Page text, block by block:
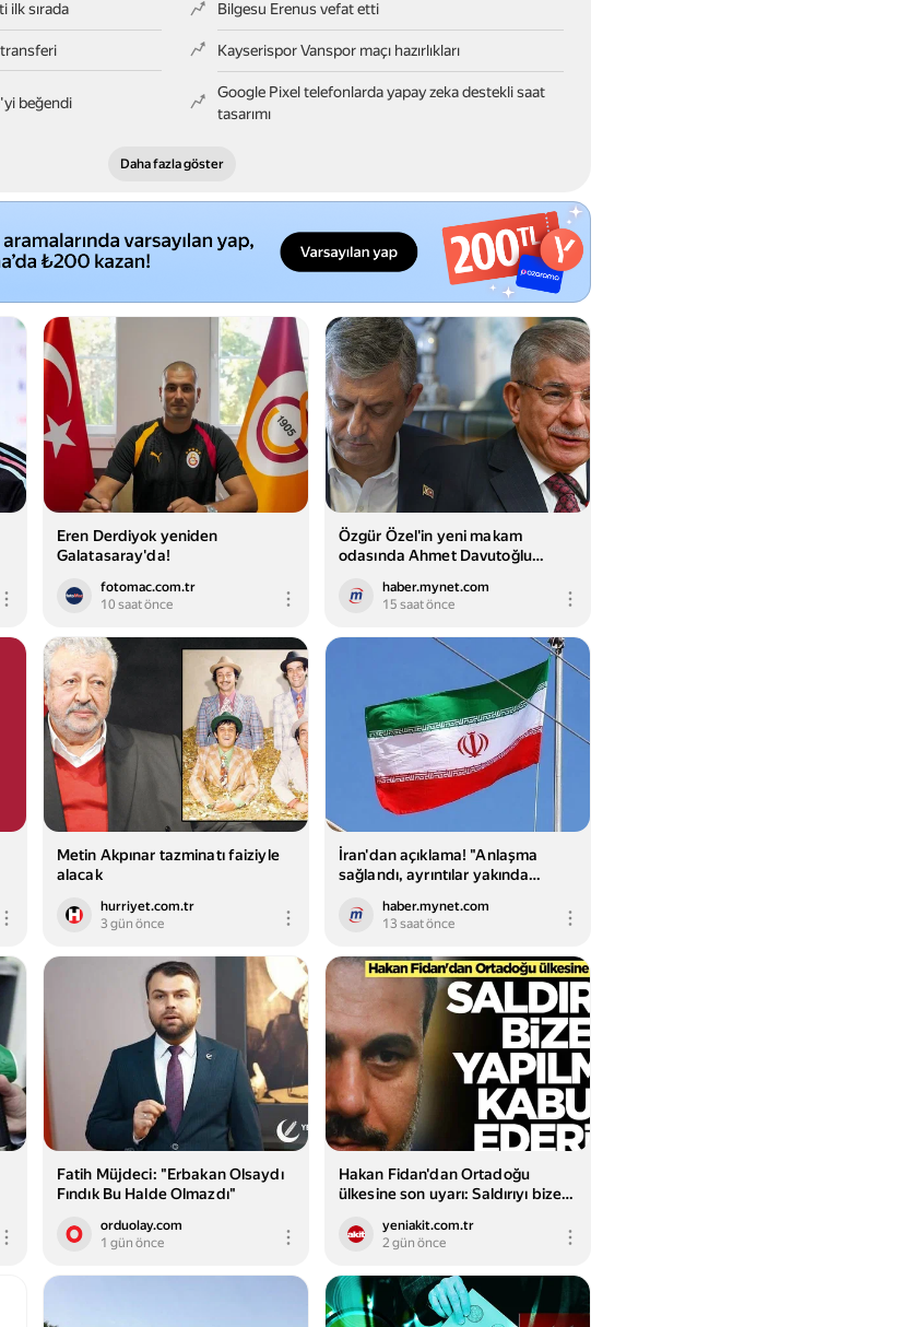
ilk sırada Bilgesu Erenus vefat etti
Kayserispor Vanspor maçı hazırlıkları
beğendi
Google Pixel telefonlarda yapay zeka destekli saat
tasarımı
Daha fazla göster
Eren Derdiyok yeniden
Galatasaray'da!
fotomac.com.tr
10 saat önce
Özgür Özel'in yeni makam
odasında Ahmet Davutoğlu
haber.mynet.com
15 saat önce
Metin Akpınar tazminatı faiziyle
alacak
hurriyet.com.tr
3 gün önce
İran'dan açıklama! "Anlaşma
sağlandı, ayrıntılar yakında
haber.mynet.com
13 saat önce
Fatih Müjdeci: "Erbakan Olsaydı
Fındık Bu Halde Olmazdı"
orduolay.com
1 gün önce
Hakan Fidan'dan Ortadoğu
ülkesine son uyarı: Saldırıyı bize
yeniakit.com.tr
2 gün önce